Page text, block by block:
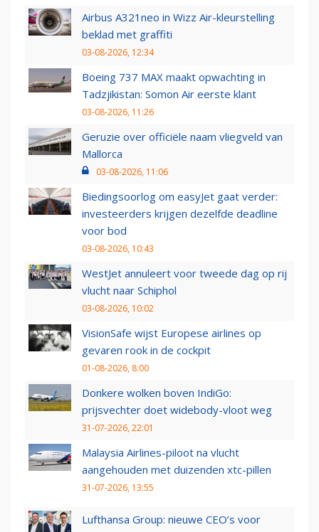
Airbus A321neo in Wizz Air-kleurstelling
beklad met graffiti
03-08-2026, 12:34
Boeing 737 MAX maakt opwachting in
Tadzjikistan: Somon Air eerste klant
03-08-2026, 11:26
Geruzie over officiële naam vliegveld van
Mallorca
03-08-2026, 11:06
Biedingsoorlog om easyJet gaat verder:
investeerders krijgen dezelfde deadline
voor bod
03-08-2026, 10:43
WestJet annuleert voor tweede dag op rij
vlucht naar Schiphol
03-08-2026, 10:02
VisionSafe wijst Europese airlines op
gevaren rook in de cockpit
01-08-2026, 8:00
Donkere wolken boven IndiGo:
prijsvechter doet widebody-vloot weg
31-07-2026, 22:01
Malaysia Airlines-piloot na vlucht
aangehouden met duizenden xtc-pillen
31-07-2026, 13:55
Lufthansa Group: nieuwe CEO’s voor